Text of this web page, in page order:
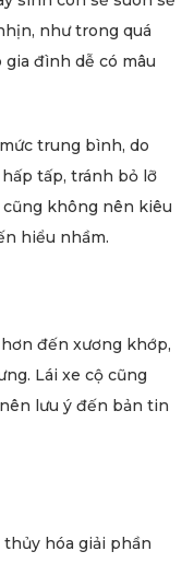
như trong quá
đình dễ có mâu
trung bình, do
tấp, tránh bỏ lỡ
không nên kiêu
hiểu nhầm.
đến xương khớp,
Lái xe cộ cũng
lưu ý đến bản tin
hóa giải phần